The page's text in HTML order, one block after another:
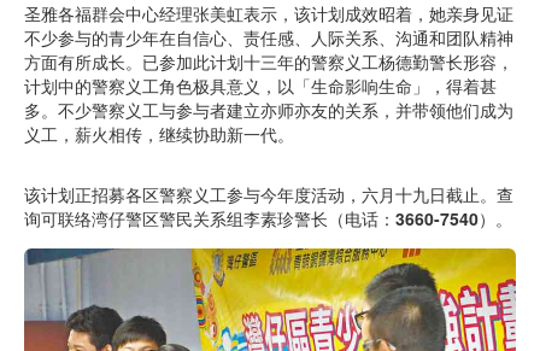
圣雅各福群会中心经理张美虹表示，该计划成效昭着，她亲身见证
不少参与的青少年在自信心、责任感、人际关系、沟通和团队精神
方面有所成长。已参加此计划十三年的警察义工杨德勤警长形容，
计划中的警察义工角色极具意义，以「生命影响生命」，得着甚
多。不少警察义工与参与者建立亦师亦友的关系，并带领他们成为
义工，薪火相传，继续协助新一代。
该计划正招募各区警察义工参与今年度活动，六月十九日截止。查
询可联络湾仔警区警民关系组李素珍警长（电话： 3660-7540）。